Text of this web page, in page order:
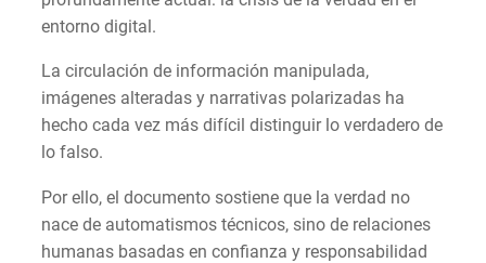
entorno digital.
La circulación de información manipulada,
imágenes alteradas y narrativas polarizadas ha
hecho cada vez más difícil distinguir lo verdadero de
lo falso.
Por ello, el documento sostiene que la verdad no
nace de automatismos técnicos, sino de relaciones
humanas basadas en confianza y responsabilidad